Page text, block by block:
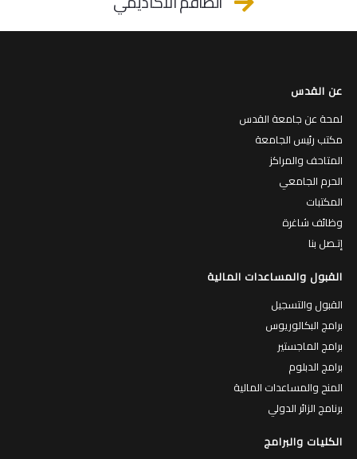
عن القدس
لمحة عن جامعة القدس
مكتب رئيس الجامعة
المتاحف والمراكز
الحرم الجامعي
المكتبات
وظائف شاغرة
إتـصل بنا
القبول والمساعدات المالية
القبول والتسجيل
برامج البكالوريوس
برامج الماجستير
برامج الدبلوم
المنح والمساعدات المالية
برنامج الزائر الدولي
الكليات والبرامج